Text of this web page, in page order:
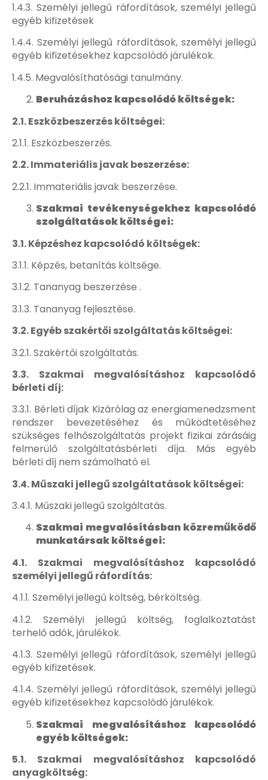
1.4.3. Személyi jellegű ráfordítások, személyi jellegű
egyéb kifizetések
1.4.4. Személyi jellegű ráfordítások, személyi jellegű
egyéb kifizetésekhez kapcsolódó járulékok.
1.4.5. Megvalósíthatósági tanulmány.
Beruházáshoz kapcsolódó költségek:
2.1. Eszközbeszerzés költségei:
2.1.1. Eszközbeszerzés.
2.2. Immateriális javak beszerzése:
2.2.1. Immateriális javak beszerzése.
Szakmai tevékenységekhez kapcsolódó
szolgáltatások költségei:
3.1. Képzéshez kapcsolódó költségek:
3.1.1. Képzés, betanítás költsége.
3.1.2. Tananyag beszerzése .
3.1.3. Tananyag fejlesztése.
3.2. Egyéb szakértői szolgáltatás költségei:
3.2.1. Szakértői szolgáltatás.
3.3. Szakmai megvalósításhoz kapcsolódó
bérleti díj:
3.3.1. Bérleti díjak Kizárólag az energiamenedzsment
rendszer bevezetéséhez és működtetéséhez
szükséges felhőszolgáltatás projekt fizikai zárásáig
felmerülő szolgáltatásbérleti díja. Más egyéb
bérleti díj nem számolható el.
3.4. Műszaki jellegű szolgáltatások költségei:
3.4.1. Műszaki jellegű szolgáltatás.
Szakmai megvalósításban közreműködő
munkatársak költségei:
4.1. Szakmai megvalósításhoz kapcsolódó
személyi jellegű ráfordítás:
4.1.1. Személyi jellegű költség, bérköltség.
4.1.2. Személyi jellegű költség, foglalkoztatást
terhelő adók, járulékok.
4.1.3. Személyi jellegű ráfordítások, személyi jellegű
egyéb kifizetések.
4.1.4. Személyi jellegű ráfordítások, személyi jellegű
egyéb kifizetésekhez kapcsolódó járulékok.
Szakmai megvalósításhoz kapcsolódó
egyéb költségek:
5.1. Szakmai megvalósításhoz kapcsolódó
anyagköltség: